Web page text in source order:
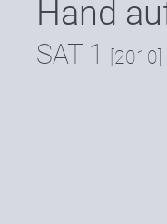
Hand
SAT 1 [2010]